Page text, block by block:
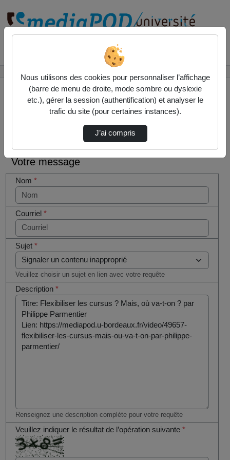
Contactez nous
Votre message
Nom*
Courriel*
Sujet*
Veuillez choisir un sujet en lien avec votre requête
Description*
Renseignez une description complète pour votre requête
Veuillez indiquer le résultat de l’opération suivante*
êtes un
humain en
métal
(obligatoire)
Nous utilisons des cookies pour personnaliser l’affichage
(barre de menu de droite, mode sombre ou dyslexie
etc.), gérer la session (authentification) et analyser le
trafic du site (pour certaines instances).
J’ai compris